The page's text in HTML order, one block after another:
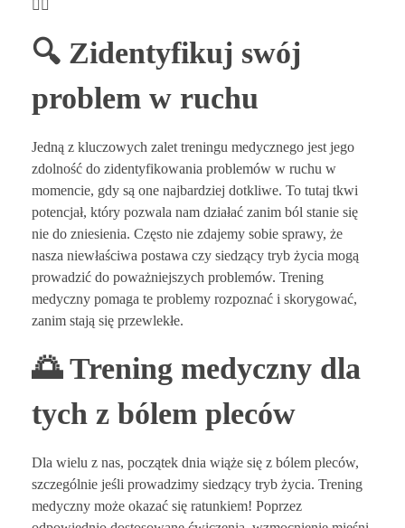
🏋️‍♀️
🔍 Zidentyfikuj swój
problem w ruchu
Jedną z kluczowych zalet treningu medycznego jest jego
zdolność do zidentyfikowania problemów w ruchu w
momencie, gdy są one najbardziej dotkliwe. To tutaj tkwi
potencjał, który pozwala nam działać zanim ból stanie się
nie do zniesienia. Często nie zdajemy sobie sprawy, że
nasza niewłaściwa postawa czy siedzący tryb życia mogą
prowadzić do poważniejszych problemów. Trening
medyczny pomaga te problemy rozpoznać i skorygować,
zanim stają się przewlekłe.
🌅 Trening medyczny dla
tych z bólem pleców
Dla wielu z nas, początek dnia wiąże się z bólem pleców,
szczególnie jeśli prowadzimy siedzący tryb życia. Trening
medyczny może okazać się ratunkiem! Poprzez